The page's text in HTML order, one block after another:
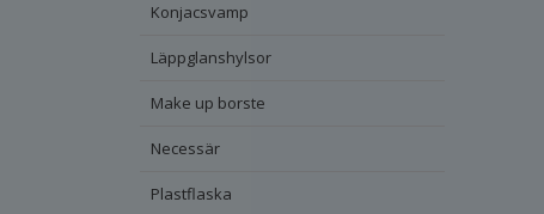
Konjacsvamp
Läppglanshylsor
Make up borste
Necessär
Plastflaska